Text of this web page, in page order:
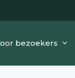
bezoekers